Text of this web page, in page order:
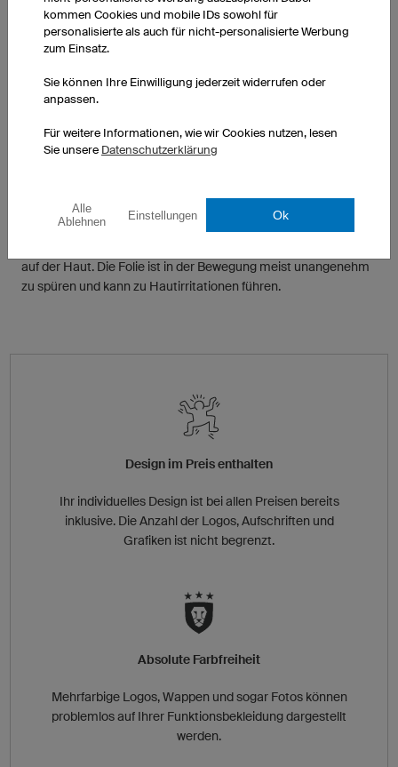
Mehrfarbigkeit kann mit Einschränkungen durch die
Bedruckung des Aufklebers erreicht werden.
Feuchtigkeitstransport
nicht mehr nach außen transportiert werden und sammelt sich
unangenehm auf der Haut.
Tragegefühl
auf der Haut. Die Folie ist in der Bewegung meist unangenehm
zu spüren und kann zu Hautirritationen führen.
Design im Preis enthalten
Ihr individuelles Design ist bei allen Preisen bereits
inklusive. Die Anzahl der Logos, Aufschriften und
Grafiken ist nicht begrenzt.
Absolute Farbfreiheit
Mehrfarbige Logos, Wappen und sogar Fotos können
problemlos auf Ihrer Funktionsbekleidung dargestellt
werden.
kommen Cookies und mobile IDs sowohl für
personalisierte als auch für nicht-personalisierte Werbung
zum Einsatz.
Sie können Ihre Einwilligung jederzeit widerrufen oder
anpassen.
Für weitere Informationen, wie wir Cookies nutzen, lesen
Sie unsere Datenschutzerklärung
Alle
Ablehnen
Einstellungen Ok